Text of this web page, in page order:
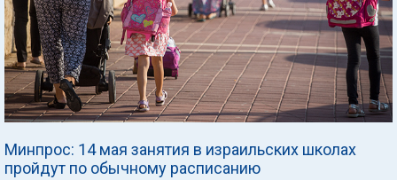
Минпрос: 14 мая занятия в израильских школах
пройдут по обычному расписанию